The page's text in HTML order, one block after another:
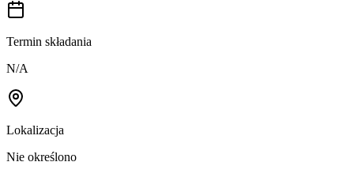
Termin składania
N/A
Lokalizacja
Nie określono